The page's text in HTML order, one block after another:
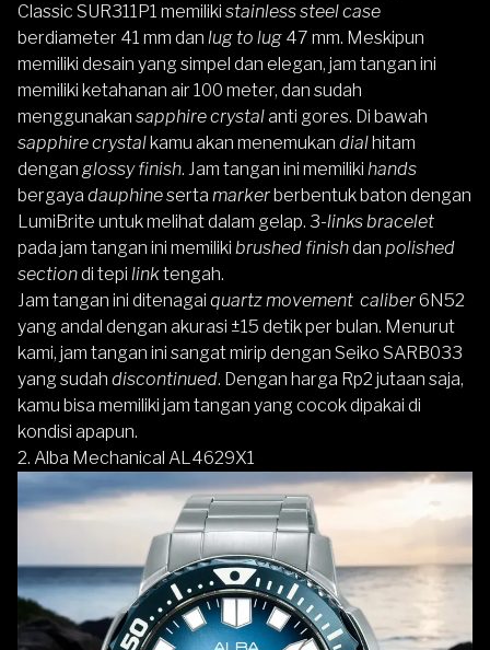
Classic SUR311P1 memiliki stainless steelcase
berdiameter 41 mm dan lug to lug 47 mm. Meskipun
memiliki desain yang simpel dan elegan, jam tangan ini
memiliki ketahanan air 100 meter, dan sudah
menggunakan sapphire crystalanti gores. Di bawah
sapphire crystalkamu akan menemukan dialhitam
dengan glossy finish. Jam tangan ini memiliki hands
bergaya dauphineserta markerberbentuk baton dengan
LumiBrite untuk melihat dalam gelap. 3-linksbracelet
pada jam tangan ini memiliki brushed finishdan polished
sectiondi tepi linktengah.
Jam tangan ini ditenagai quartzmovement caliber6N52
yang andal dengan akurasi ±15 detik per bulan. Menurut
kami, jam tangan ini sangat mirip dengan Seiko SARB033
yang sudah discontinued. Dengan harga Rp2 jutaan saja,
kamu bisa memiliki jam tangan yang cocok dipakai di
kondisi apapun.
2. Alba Mechanical AL4629X1